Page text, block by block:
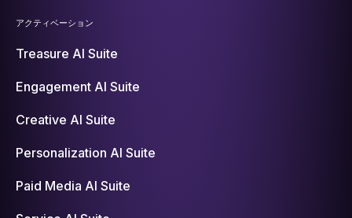
アクティベーション
Treasure AI Suite
Engagement AI Suite
Creative AI Suite
Personalization AI Suite
Paid Media AI Suite